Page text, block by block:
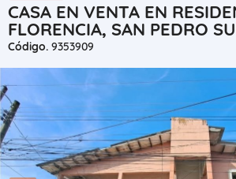
CASA EN VENTA EN
FLORENCIA, SAN PEDRO
Código. 9353909